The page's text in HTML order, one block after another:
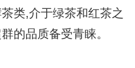
类,介于绿茶和红茶之
的品质备受青睐。